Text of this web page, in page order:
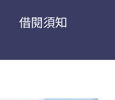
借閱須知